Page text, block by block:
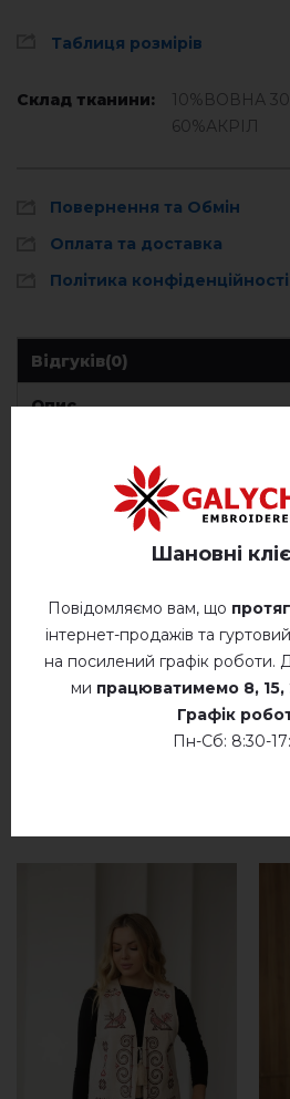
Таблиця розмірів
Склад тканини:
10%ВОВНА
60%АКРІЛ
Повернення та Обмін
Оплата та доставка
Політика конфіденційності
Відгуків(0)
Опис
ВІДГУКИ ПРО
Немає відгуків про цей товар.
додайте свій відгук
(шоколад)
Шановні
Повідомляємо вам, що
інтернет-продажів та
на посилений графік роботи.
ми працюватимемо 8,
Графік
Пн-Сб: 8:30-